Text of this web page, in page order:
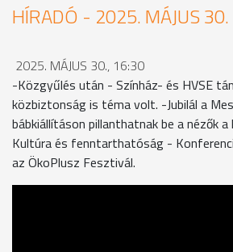
HÍRADÓ - 2025. MÁJUS 30.
2025. MÁJUS 30., 16:30
-Közgyűlés után - Színház- és HVSE
közbiztonság is téma volt. -Jubilál a
bábkiállításon pillanthatnak be a nézők
Kultúra és fenntarthatóság -
az ÖkoPlusz Fesztivál.